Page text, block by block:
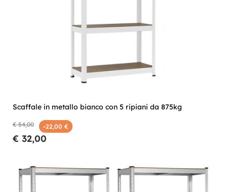
Scaffale in metallo bianco con 5 ripiani da 875kg
€ 54,00 -22,00 €
€ 32,00